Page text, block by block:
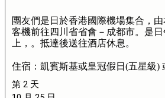
團友們是日於香港國際機場集合，
客機前往四川省省會－成都市。是
上，。抵達後送往酒店休息。
住宿：凱賓斯基或皇冠假日(五星級)
第 2 天